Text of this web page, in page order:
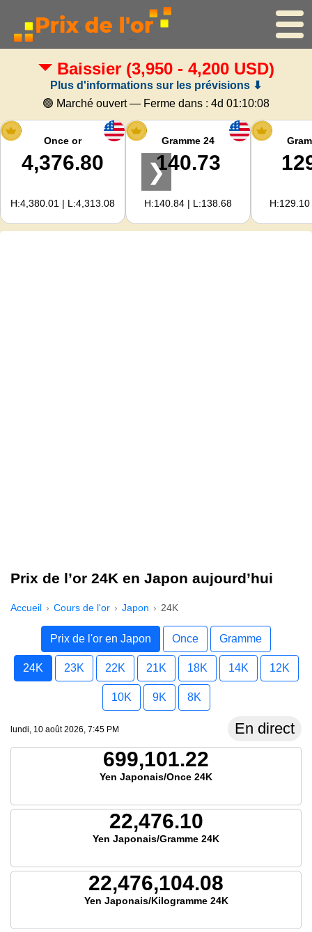
Accueil
Cours de l'or
Cours de l'argent
Calculateur d'or
Pour les Webmasters
Baissier(3,950 - 4,200 USD)
Plus d'informations sur les prévisions ⬇
🟢 Marché ouvert — Ferme dans : 4d 01:10:07
Once or
4,376.80
H:4,380.01 | L:4,313.08
Gramme 24
140.73
H:140.84 | L:138.68
❯
Prix de l’or 24K en Japon aujourd’hui
Accueil Cours de l'or Japon 24K
Prix de l'or en Japon Once Gramme
24K 23K 22K 21K 18K 14K 12K
10K 9K 8K
lundi, 10 août 2026, 7:45 PM En direct
699,101.22
Yen Japonais/Once 24K
22,476.10
Yen Japonais/Gramme 24K
22,476,104.08
Yen Japonais/Kilogramme 24K